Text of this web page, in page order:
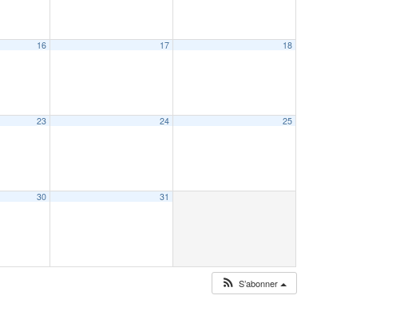
16 17 18
23 24 25
30 31
S’abonner